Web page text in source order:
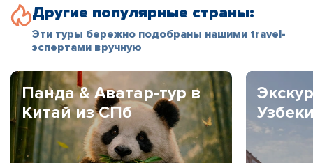
Другие популярные страны:
Эти туры бережно подобраны нашими travel-
эспертами вручную
Панда & Аватар-тур в
Китай из СПб